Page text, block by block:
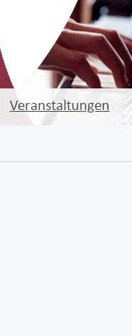
Veranstaltungen